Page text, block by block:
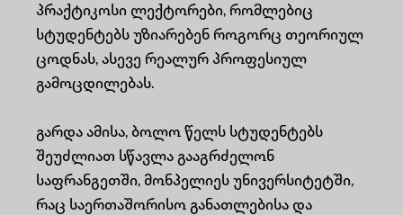
პრაქტიკოსი ლექტორები, რომლებიც
სტუდენტებს უზიარებენ როგორც თეორიულ
ცოდნას, ასევე რეალურ პროფესიულ
გამოცდილებას.
გარდა ამისა, ბოლო წელს სტუდენტებს
შეუძლიათ სწავლა გააგრძელონ
საფრანგეთში, მონპელიეს უნივერსიტეტში,
რაც საერთაშორისო განათლებისა და